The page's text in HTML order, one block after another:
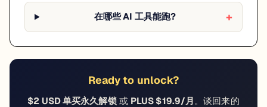
在哪些 AI 工具能跑?
Ready to unlock?
$2 USD 单买永久解锁或 PLUS $19.9/月。谈回来的